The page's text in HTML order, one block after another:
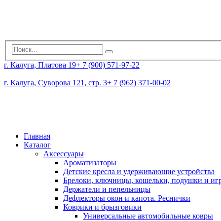
г. Калуга, Платова 19+ 7 (900) 571-97-22
г. Калуга, Суворова 121, стр. 3+ 7 (962) 371-00-02
Главная
Каталог
Аксессуары
Ароматизаторы
Детские кресла и удерживающие устройства
Брелоки, ключницы, кошельки, подушки и
Держатели и пепельницы
Дефлекторы окон и капота. Реснички
Коврики и брызговики
Универсальные автомобильные ковры